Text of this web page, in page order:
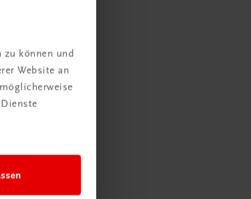
können und
Website an